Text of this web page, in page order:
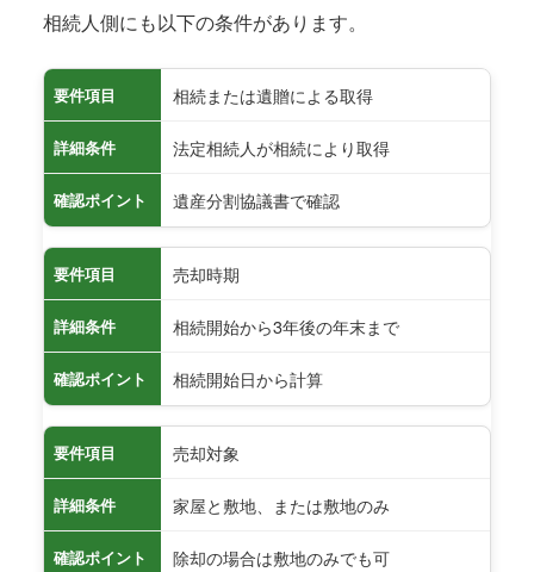
相続人側にも以下の条件があります。
要件項目 相続または遺贈による取得
詳細条件 法定相続人が相続により取得
確認ポイント 遺産分割協議書で確認
要件項目 売却時期
詳細条件 相続開始から3年後の年末まで
確認ポイント 相続開始日から計算
要件項目 売却対象
詳細条件 家屋と敷地、または敷地のみ
確認ポイント 除却の場合は敷地のみでも可